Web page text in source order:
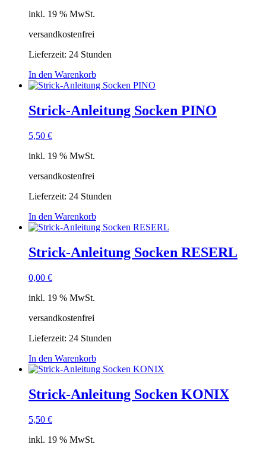
inkl. 19 % MwSt.
versandkostenfrei
Lieferzeit: 24 Stunden
In den Warenkorb
Strick-Anleitung Socken PINO
5,50 €
inkl. 19 % MwSt.
versandkostenfrei
Lieferzeit: 24 Stunden
In den Warenkorb
Strick-Anleitung Socken RESERL
0,00 €
inkl. 19 % MwSt.
versandkostenfrei
Lieferzeit: 24 Stunden
In den Warenkorb
Strick-Anleitung Socken KONIX
5,50 €
inkl. 19 % MwSt.